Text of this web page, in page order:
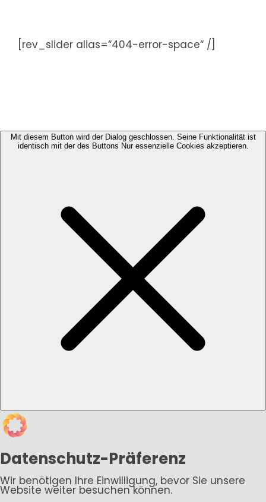
springen[rev_slider alias=“404-error-space“ /]
Mit diesem Button wird der Dialog geschlossen. Seine Funktionalität ist
identisch mit der des Buttons Nur essenzielle Cookies akzeptieren.
Datenschutz-Präferenz
Wir benötigen Ihre Einwilligung, bevor Sie unsere
Website weiter besuchen können.